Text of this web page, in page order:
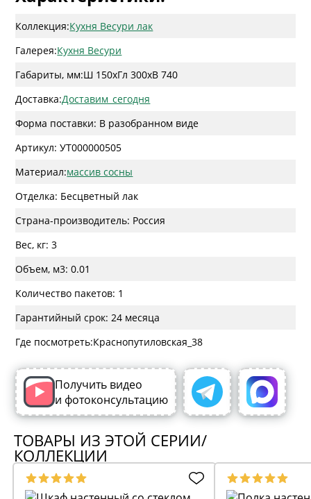
Коллекция:Кухня Весури лак
Галерея:Кухня Весури
Габариты, мм:Ш 150xГл 300xВ 740
Доставка:Доставим_сегодня
Форма поставки: В разобранном виде
Артикул: УТ000000505
Материал:массив сосны
Отделка: Бесцветный лак
Страна-производитель: Россия
Вес, кг: 3
Объем, м3: 0.01
Количество пакетов: 1
Гарантийный срок: 24 месяца
Где посмотреть:
Получить видео
и фотоконсультацию
ТОВАРЫ ИЗ ЭТОЙ СЕРИИ/
КОЛЛЕКЦИИ